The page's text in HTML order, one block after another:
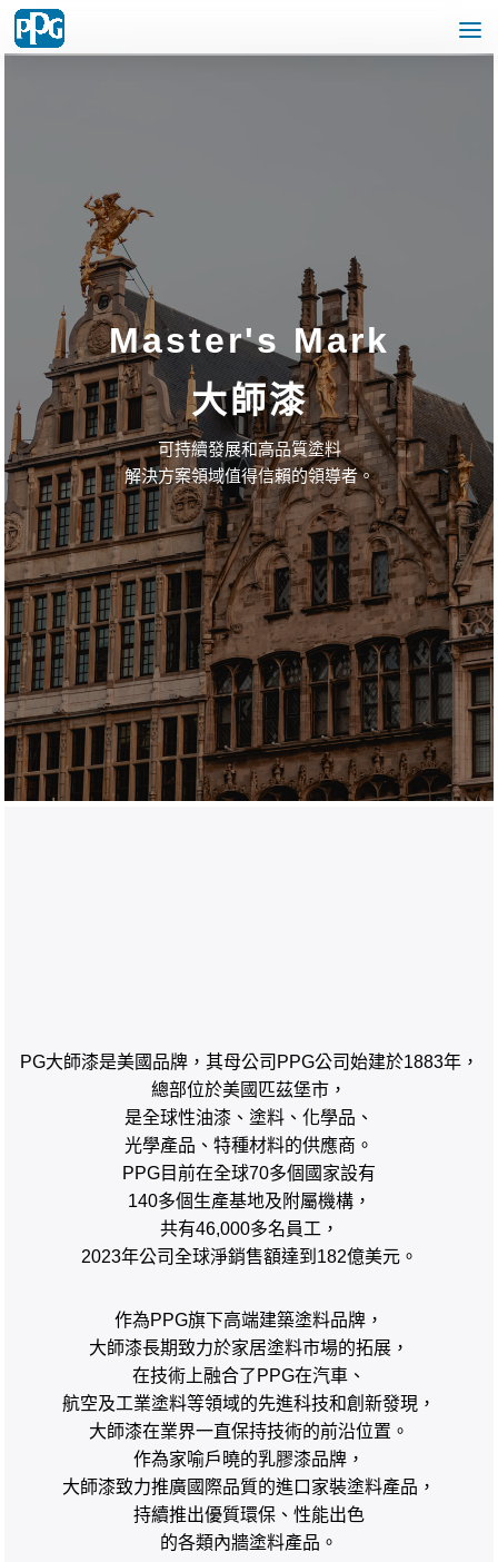
Master's Mark
大師漆
可持續發展和高品質塗料
解決方案領域值得信賴的領導者。
PG大師漆是美國品牌，其母公司 PPG公司始建於1883年，
總部位於美國匹茲堡市，
是全球性油漆、塗料、化學品、
光學產品、特種材料的供應商。
PPG目前在全球70多個國家設有
140多個生產基地及附屬機構，
共有46,000多名員工，
2023年公司全球淨銷售額達到 182億美元。
作為PPG旗下高端建築塗料品牌，
大師漆長期致力於家居塗料市場的拓展，
在技術上融合了 PPG在汽車、
航空及工業塗料等領域的先進科技和創新發現，
大師漆在業界一直保持技術的前沿位置。
作為家喻戶曉的乳膠漆品牌，
大師漆致力推廣國際品質的進口家裝塗料產品，
持續推出優質環保、性能出色
的各類內牆塗料產品。